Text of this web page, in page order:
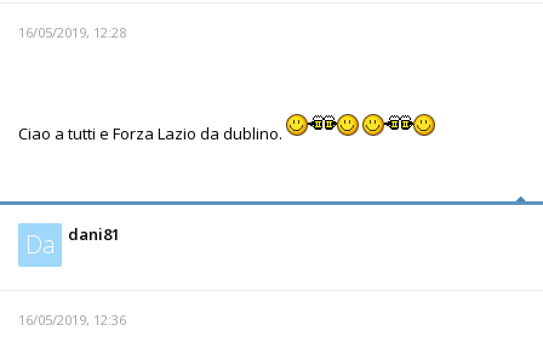
16/05/2019, 12:28
Ciao a tutti e Forza Lazio da dublino.
Da dani81
16/05/2019, 12:36